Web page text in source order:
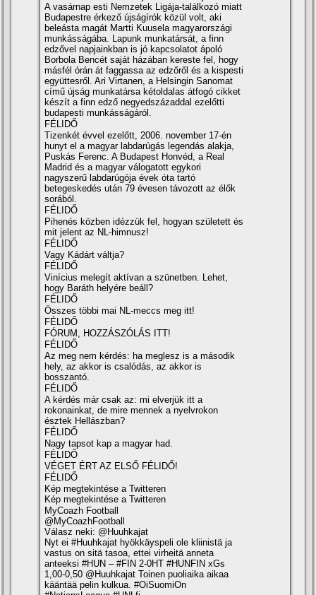
A vasárnap esti Nemzetek Ligája-találkozó miatt
Budapestre érkező újságí­rók közül volt, aki
beleásta magát Martti Kuusela magyarországi
munkásságába. Lapunk munkatársát, a finn
edzővel napjainkban is jó kapcsolatot ápoló
Borbola Bencét saját házában kereste fel, hogy
másfél órán át faggassa az edzőről és a kispesti
együttesről. Ari Virtanen, a Helsingin Sanomat
cí­mű újság munkatársa kétoldalas átfogó cikket
készí­t a finn edző negyedszázaddal ezelőtti
budapesti munkásságáról.
FÉLIDŐ
Tizenkét évvel ezelőtt, 2006. november 17-én
hunyt el a magyar labdarúgás legendás alakja,
Puskás Ferenc. A Budapest Honvéd, a Real
Madrid és a magyar válogatott egykori
nagyszerű labdarúgója évek óta tartó
betegeskedés után 79 évesen távozott az élők
sorából.
FÉLIDŐ
Pihenés közben idézzük fel, hogyan született és
mit jelent az NL-himnusz!
FÉLIDŐ
Vagy Kádárt váltja?
FÉLIDŐ
Viní­cius melegí­t aktí­van a szünetben. Lehet,
hogy Baráth helyére beáll?
FÉLIDŐ
Összes többi mai NL-meccs meg itt!
FÉLIDŐ
FÓRUM, HOZZÁSZÓLÁS ITT!
FÉLIDŐ
Az meg nem kérdés: ha meglesz is a második
hely, az akkor is csalódás, az akkor is
bosszantó.
FÉLIDŐ
A kérdés már csak az: mi elverjük itt a
rokonainkat, de mire mennek a nyelvrokon
észtek Hellászban?
FÉLIDŐ
Nagy tapsot kap a magyar had.
FÉLIDŐ
VÉGET ÉRT AZ ELSŐ FÉLIDŐ!
FÉLIDŐ
Kép megtekintése a Twitteren
Kép megtekintése a Twitteren
MyCoazh Football
@MyCoazhFootball
Válasz neki: @Huuhkajat
Nyt ei #Huuhkajat hyökkäyspeli ole kliinistä ja
vastus on sitä tasoa, ettei virheitä anneta
anteeksi #HUN – #FIN 2-0HT #HUNFIN xGs
1,00-0,50 @Huuhkajat Toinen puoliaika aikaa
kääntää pelin kulkua. #OiSuomiOn